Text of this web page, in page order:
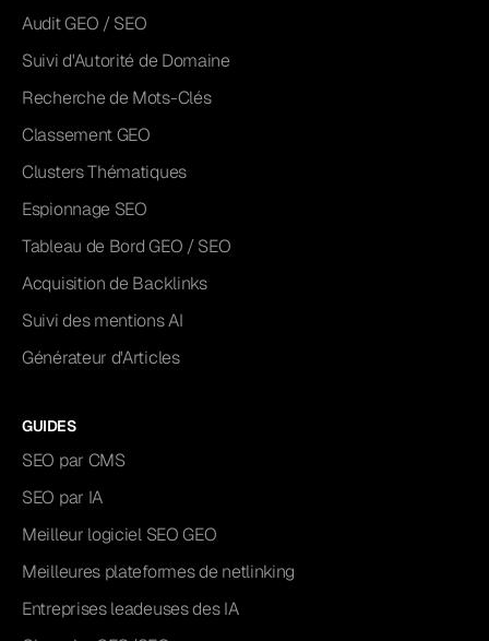
Audit GEO / SEO
Suivi d'Autorité de Domaine
Recherche de Mots-Clés
Classement GEO
Clusters Thématiques
Espionnage SEO
Tableau de Bord GEO / SEO
Acquisition de Backlinks
Suivi des mentions AI
Générateur d'Articles
GUIDES
SEO par CMS
SEO par IA
Meilleur logiciel SEO GEO
Meilleures plateformes de netlinking
Entreprises leadeuses des IA